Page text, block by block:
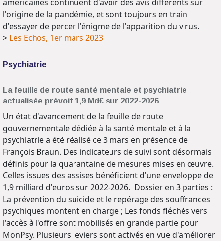
américaines continuent d'avoir des avis différents sur
l'origine de la pandémie, et sont toujours en train
d'essayer de percer l'énigme de l'apparition du virus.
> Les Echos, 1er mars 2023
Psychiatrie
La feuille de route santé mentale et psychiatrie
actualisée prévoit 1,9 Md€ sur 2022-2026
Un état d'avancement de la feuille de route
gouvernementale dédiée à la santé mentale et à la
psychiatrie a été réalisé ce 3 mars en présence de
François Braun. Des indicateurs de suivi sont désormais
définis pour la quarantaine de mesures mises en œuvre.
Celles issues des assises bénéficient d'une enveloppe de
1,9 milliard d'euros sur 2022-2026. Dossier en 3 parties :
La prévention du suicide et le repérage des souffrances
psychiques montent en charge ; Les fonds fléchés vers
l'accès à l'offre sont mobilisés en grande partie pour
MonPsy. Plusieurs leviers sont activés en vue d'améliorer